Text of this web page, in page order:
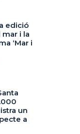
edició
mar i la
‘Mar i
un
a